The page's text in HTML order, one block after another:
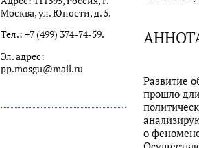
Москва, ул. Юности, д. 5.
Тел.: +7 (499) 374-74-59.
Эл. адрес:
pp.mosgu@mail.ru
Развитие
прошло
о